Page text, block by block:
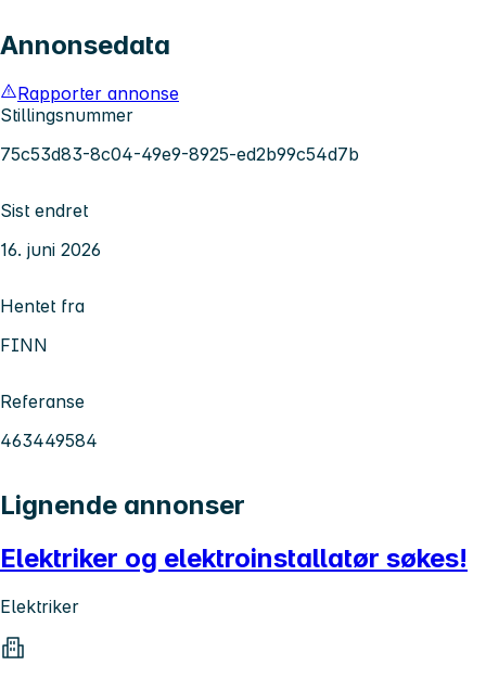
Annonsedata
Rapporter annonse
Stillingsnummer
75c53d83-8c04-49e9-8925-ed2b99c54d7b
Sist endret
16. juni 2026
Hentet fra
FINN
Referanse
463449584
Lignende annonser
Elektriker og elektroinstallatør søkes!
Elektriker